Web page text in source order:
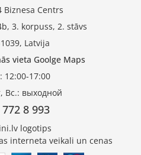
Biznesa Centrs
3. korpuss, 2. stāvs
Latvija
vieta Goolge Maps
12:00-17:00
Вс.: выходной
8 993